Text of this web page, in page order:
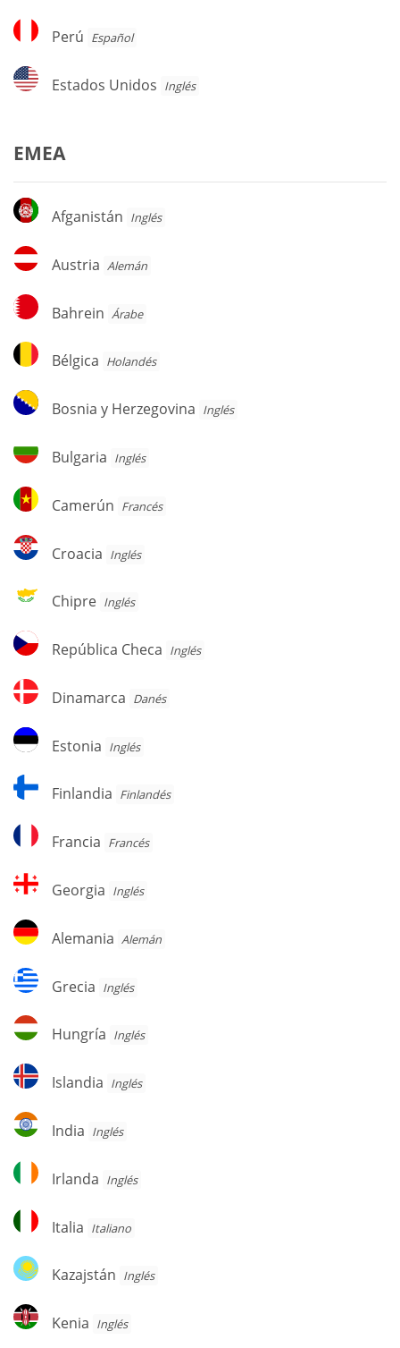
Perú
Perú Español
Estados
Unidos
Estados Unidos Inglés
EMEA
Afganistán
Afganistán Inglés
Austria
Austria Alemán
Bahrein
Bahrein Árabe
Bélgica
Bélgica Holandés
Bosnia
y
Bosnia y Herzegovina Inglés
Bulgaria
Bulgaria Inglés
Camerún
Camerún Francés
Croacia
Croacia Inglés
Chipre
Chipre Inglés
República
Checa
República Checa Inglés
Dinamarca
Dinamarca Danés
Estonia
Estonia Inglés
Finlandia
Finlandia Finlandés
Francia
Francia Francés
Georgia
Georgia Inglés
Alemania
Alemania Alemán
Grecia
Grecia Inglés
Hungría
Hungría Inglés
Islandia
Islandia Inglés
India
India Inglés
Irlanda
Irlanda Inglés
Italia
Italia Italiano
Kazajstán
Kazajstán Inglés
Kenia
Kenia Inglés